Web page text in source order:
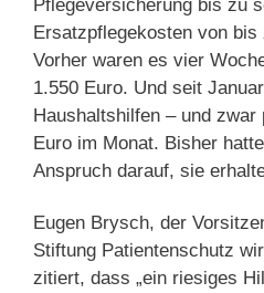
Pflegeversicherung bis zu
Ersatzpflegekosten von
Vorher waren es vier
1.550 Euro. Und seit
Haushaltshilfen – und
Euro im Monat. Bisher
Anspruch darauf, sie
Eugen Brysch, der
Stiftung Patientenschutz
zitiert, dass „ein riesiges